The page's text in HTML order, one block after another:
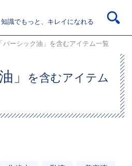
知識でもっと、キレイになれる
「パーシック油」を含むアイテム一覧
」
を含むアイテム